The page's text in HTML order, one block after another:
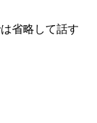
省略して話す